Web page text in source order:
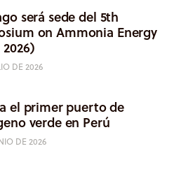
será sede del 5th
on Ammonia Energy
DE 2026
el primer puerto de
verde en Perú
DE 2026